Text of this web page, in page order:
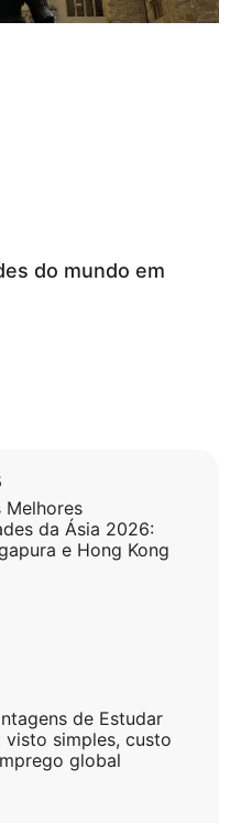
do mundo em
Melhores
da Ásia 2026:
e Hong Kong
de Estudar
visto simples, custo
global